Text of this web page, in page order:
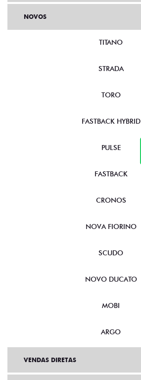
NOVOS
TITANO
STRADA
TORO
FASTBACK HYBRID
PULSE
FASTBACK
CRONOS
NOVA FIORINO
SCUDO
NOVO DUCATO
MOBI
ARGO
VENDAS DIRETAS